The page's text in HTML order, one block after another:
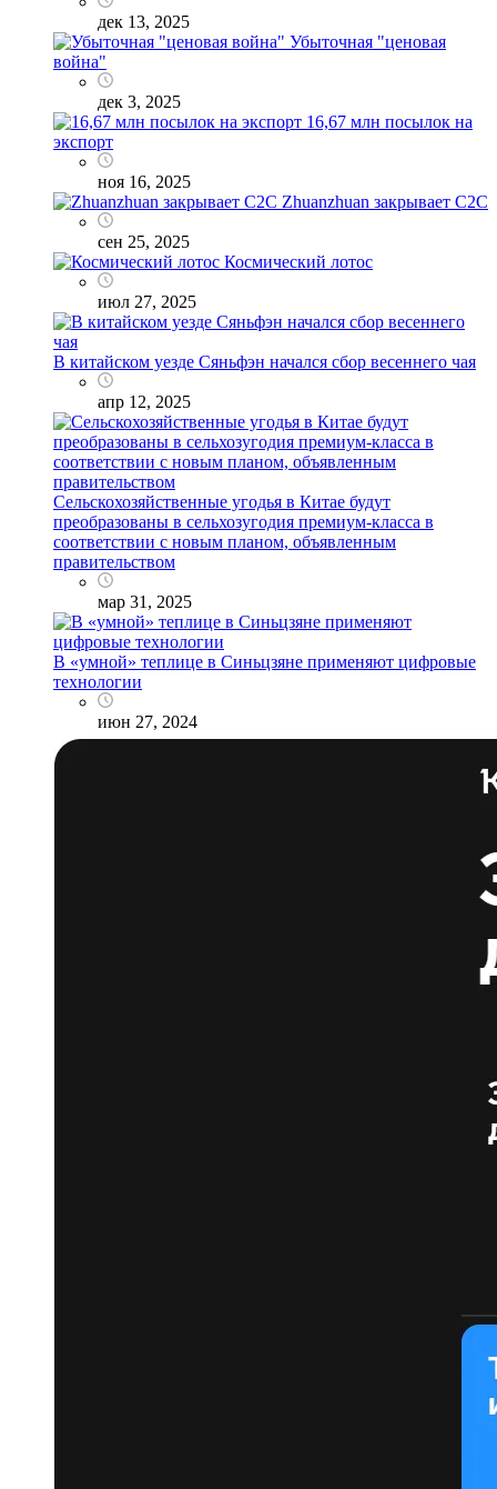
дек 13, 2025
Убыточная "ценовая
война"
дек 3, 2025
16,67 млн посылок на
экспорт
ноя 16, 2025
Zhuanzhuan закрывает C2C
сен 25, 2025
Космический лотос
июл 27, 2025
В китайском уезде Сяньфэн начался сбор весеннего чая
апр 12, 2025
Сельскохозяйственные угодья в Китае будут
преобразованы в сельхозугодия премиум-класса в
соответствии с новым планом, объявленным
правительством
мар 31, 2025
В «умной» теплице в Синьцзяне применяют цифровые
технологии
июн 27, 2024